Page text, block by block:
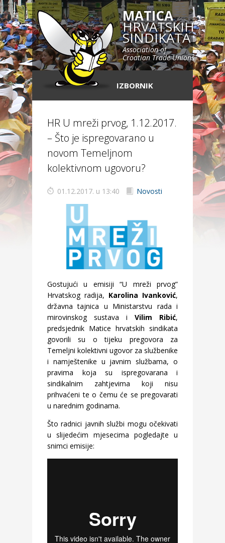
MATICA
HRVATSKIH
SINDIKATA
Association of
Croatian Trade Unions
IZBORNIK
HR U mreži prvog, 1.12.2017.
– Što je ispregovarano u
novom Temeljnom
kolektivnom ugovoru?
01.12.2017. u 13:40 Novosti
Gostujući u emisiji “U mreži prvog”
Hrvatskog radija, Karolina Ivanković,
državna tajnica u Ministarstvu rada i
mirovinskog sustava i Vilim Ribić,
predsjednik Matice hrvatskih sindikata
govorili su o tijeku pregovora za
Temeljni kolektivni ugovor za službenike
i namještenike u javnim službama, o
pravima koja su ispregovarana i
sindikalnim zahtjevima koji nisu
prihvaćeni te o čemu će se pregovarati
u narednim godinama.
Što radnici javnih službi mogu očekivati
u slijedećim mjesecima pogledajte u
snimci emisije: